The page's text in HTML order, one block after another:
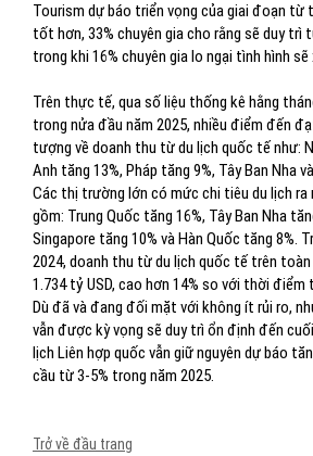
Tourism dự báo triển vọng của giai đoạn từ
tốt hơn, 33% chuyên gia cho rằng sẽ duy trì
trong khi 16% chuyên gia lo ngại tình hình sẽ
Trên thực tế, qua số liệu thống kê hằng
trong nửa đầu năm 2025, nhiều điểm đến
tượng về doanh thu từ du lịch quốc tế như:
Anh tăng 13%, Pháp tăng 9%, Tây Ban Nha
Các thị trường lớn có mức chi tiêu du lịch ra
gồm: Trung Quốc tăng 16%, Tây Ban Nha
Singapore tăng 10% và Hàn Quốc tăng 8%.
2024, doanh thu từ du lịch quốc tế trên
1.734 tỷ USD, cao hơn 14% so với thời
Dù đã và đang đối mặt với không ít rủi ro,
vẫn được kỳ vọng sẽ duy trì ổn định đến
lịch Liên hợp quốc vẫn giữ nguyên dự báo
cầu từ 3-5% trong năm 2025.
Trở về đầu trang